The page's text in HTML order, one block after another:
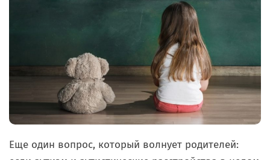
Еще один вопрос, который волнует родителей: